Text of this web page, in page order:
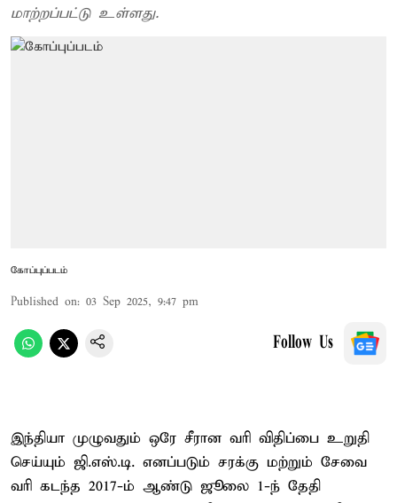
மாற்றப்பட்டு உள்ளது.
கோப்புப்படம்
Published on: 03 Sep 2025, 9:47 pm
Follow Us
இந்தியா முழுவதும் ஒரே சீரான வரி விதிப்பை உறுதி
செய்யும் ஜி.எஸ்.டி. எனப்படும் சரக்கு மற்றும் சேவை
வரி கடந்த 2017-ம் ஆண்டு ஜூலை 1-ந் தேதி